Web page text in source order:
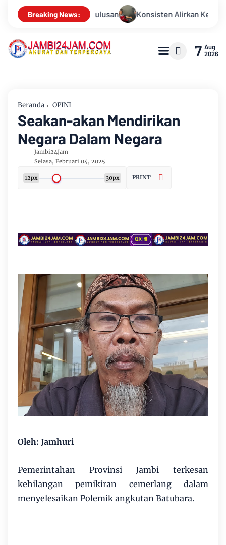
Breaking News:
Kepedulian, Sinsen Gelar Donor Darah ke-23 dalam
7 Aug
2026
Beranda OPINI
Seakan-akan Mendirikan
Negara Dalam Negara
Jambi24Jam
Selasa, Februari 04, 2025
12px 30px PRINT
Oleh: Jamhuri
Pemerintahan Provinsi Jambi terkesan
kehilangan pemikiran cemerlang dalam
menyelesaikan Polemik angkutan Batubara.